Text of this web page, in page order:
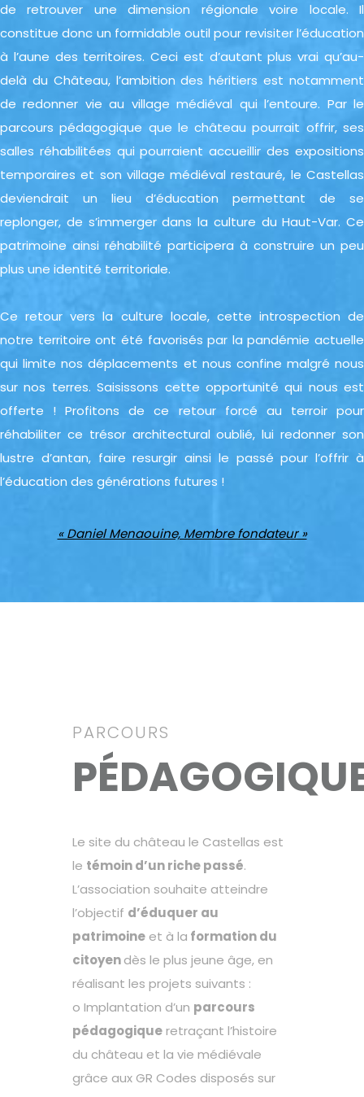
de retrouver une dimension régionale voire locale. Il
constitue donc un formidable outil pour revisiter l’éducation
à l’aune des territoires. Ceci est d’autant plus vrai qu’au-
delà du Château, l’ambition des héritiers est notamment
de redonner vie au village médiéval qui l’entoure. Par le
parcours pédagogique que le château pourrait offrir, ses
salles réhabilitées qui pourraient accueillir des expositions
temporaires et son village médiéval restauré, le Castellas
deviendrait un lieu d’éducation permettant de se
replonger, de s’immerger dans la culture du Haut-Var. Ce
patrimoine ainsi réhabilité participera à construire un peu
plus une identité territoriale.
Ce retour vers la culture locale, cette introspection de
notre territoire ont été favorisés par la pandémie actuelle
qui limite nos déplacements et nous confine malgré nous
sur nos terres. Saisissons cette opportunité qui nous est
offerte ! Profitons de ce retour forcé au terroir pour
réhabiliter ce trésor architectural oublié, lui redonner son
lustre d’antan, faire resurgir ainsi le passé pour l’offrir à
l’éducation des générations futures !
« Daniel Menaouine, Membre fondateur »
PARCOURS
Le site du château le Castellas est
le témoin d’un riche passé.
L’association souhaite atteindre
l’objectif d’éduquer au
patrimoine et à la formation du
citoyendès le plus jeune âge, en
réalisant les projets suivants :
o Implantation d’un parcours
pédagogiqueretraçant l’histoire
du château et la vie médiévale
grâce aux GR Codes disposés sur